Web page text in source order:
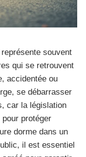
représente souvent
qui se retrouvent
accidentée ou
se débarrasser
car la législation
protéger
dorme dans un
il est essentiel